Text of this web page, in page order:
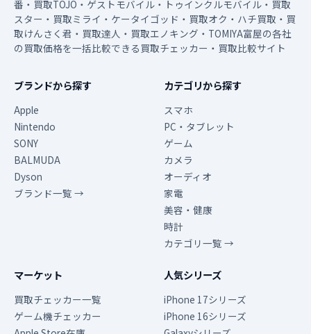
番・買取TOJO・ゲストモバイル・トゥインクルモバイル・買取
スター・買取ミライ・ケータイゴッド・買取オク・ハチ買取・買
取けんさく君・買取達人・買取エノキング・TOMIYA富屋の各社
の買取価格を一括比較できる買取チェッカー・買取比較サイト
ブランドから探す
Apple
Nintendo
SONY
BALMUDA
Dyson
ブランド一覧 →
カテゴリから探す
スマホ
PC・タブレット
ゲーム
カメラ
オーディオ
家電
美容・健康
時計
カテゴリ一覧 →
マーケット
買取チェッカー一覧
ゲーム機チェッカー
人気シリーズ
iPhone 17シリーズ
iPhone 16シリーズ